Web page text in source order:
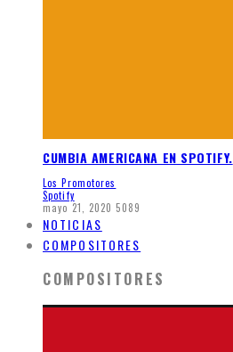
CUMBIA AMERICANA EN SPOTIFY.
Los Promotores
Spotify
mayo 21, 2020 5089
NOTICIAS
COMPOSITORES
COMPOSITORES